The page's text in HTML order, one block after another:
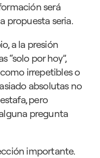
será
propuesta seria.
a la presión
“solo por hoy”,
irrepetibles o
absolutas no
pero
pregunta
importante.